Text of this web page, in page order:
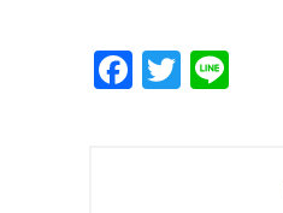
Facebook
Twitter